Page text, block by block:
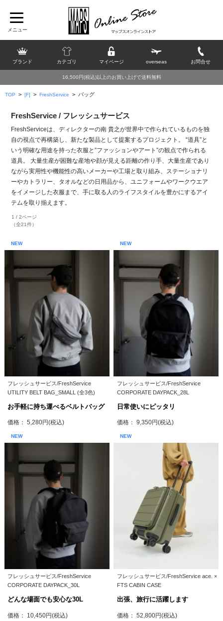
ブランド カテゴリ マイページ overseas お問合せ
16,500円(税込)以上のお買い上げで送料無料
TOP > [F] > FreshService > バッグ
FreshService / フレッシュサービス
FreshServiceは、ディレクターの南 貴之が世界中で作られているものを独
自の視点で再構築し、新たな製品として提案するプロジェクト。 “道具”と
いう明確な用途を持った衣服と”ファッションやアート”の観点で作られる
道具。 大量生産が困難な産地や顔が見える距離の作り手、大量生産であり
ながら実用性や機能性の高いメーカーや工場と取り組み、ステーショナリ
ーやカトラリー、タオルなどの日用品から、ユニフォームやワークウエア
をイメージした衣服まで、手に取る人のライフスタイルを豊かにするアイ
テムを取り揃えます。
1 / 2ページ
（全21件）
NEW
フレッシュサービス/FreshService
UTILITY BELT BAG_SMALL (全3色)
お手軽に持ち運べるベルトバッグ
価格： 5,280円(税込)
NEW
フレッシュサービス/FreshService
CORPORATE DAYPACK_28L
日常使いにピッタリ
価格： 9,350円(税込)
NEW
フレッシュサービス/FreshService
CORPORATE DAYPACK_30L
どんな場面でも安心な30L
価格： 10,450円(税込)
NEW
フレッシュサービス/FreshService ace. ×
FTS CABIN CASE
出張、旅行に活躍します
価格： 52,800円(税込)